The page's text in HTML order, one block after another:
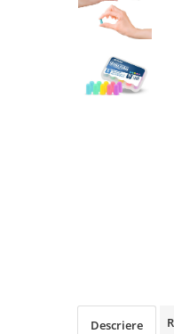
Pulsoximetre
Pulsoximetre de deget
Pulsoximetre profesionale
Suporturi ortopedice si
Descriere